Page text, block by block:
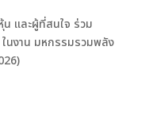
และผู้ที่สนใจ ร่วม
นงาน มหกรรมรวมพลัง